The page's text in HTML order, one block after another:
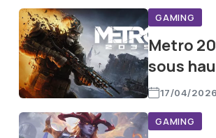
GAMING
Metro
sous
17/04/
GAMING